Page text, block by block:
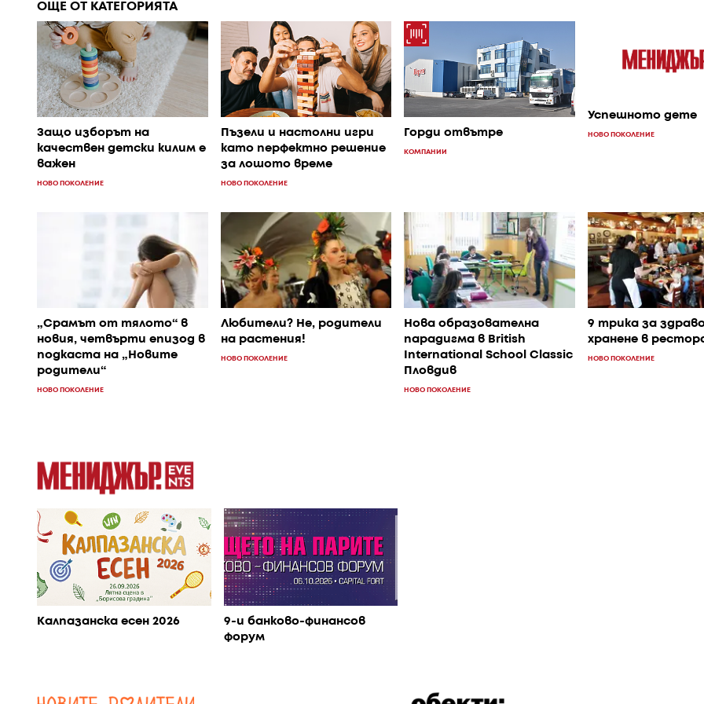
ОЩЕ ОТ КАТЕГОРИЯТА
Защо изборът на
качествен детски килим е
важен
НОВО ПОКОЛЕНИЕ
Пъзели и настолни игри
като перфектно решение
за лошото време
НОВО ПОКОЛЕНИЕ
Горди отвътре
КОМПАНИИ
Успешното дете
НОВО ПОКОЛЕНИЕ
„Срамът от тялото“ в
новия, четвърти епизод в
подкаста на „Новите
родители“
НОВО ПОКОЛЕНИЕ
Любители? Не, родители
на растения!
НОВО ПОКОЛЕНИЕ
Нова образователна
парадигма в British
International School Classic
Пловдив
НОВО ПОКОЛЕНИЕ
9 трика за
хранене в
НОВО ПОКОЛЕНИЕ
Калпазанска есен 2026
9-и банково-финансов
форум